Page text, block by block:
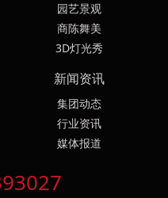
园艺景观
商陈舞美
3D灯光秀
新闻资讯
集团动态
行业资讯
媒体报道